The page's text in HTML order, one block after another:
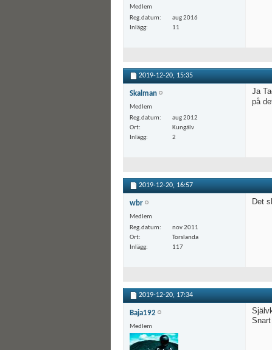
Medlem
Reg.datum
aug 2016
Inlägg
11
2019-12-20, 15:35
Skalman
Medlem
Reg.datum
aug 2012
Ort
Kungälv
Inlägg
2
Ja
på
2019-12-20, 16:57
wbr
Medlem
Reg.datum
nov 2011
Ort
Torslanda
Inlägg
117
Det
2019-12-20, 17:34
Baja192
Medlem